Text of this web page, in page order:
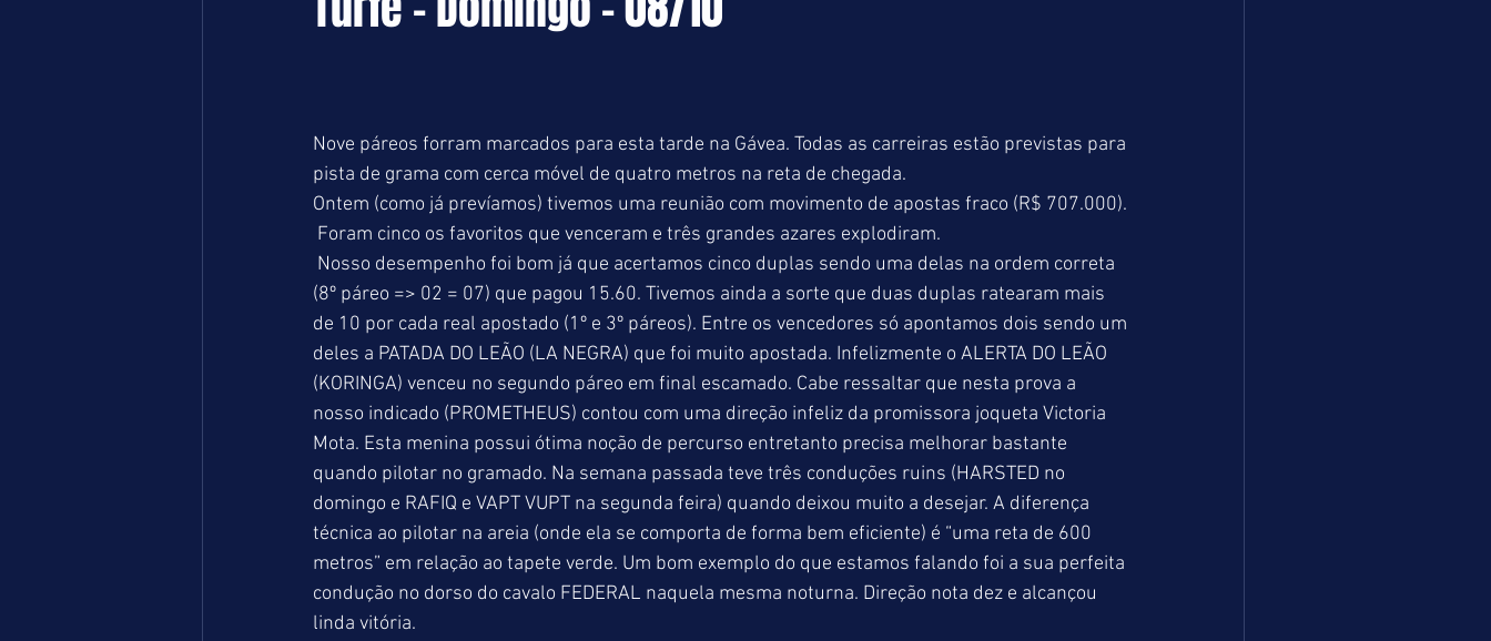
Nove páreos forram marcados para esta tarde na Gávea. Todas as carreiras estão previstas para
pista de grama com cerca móvel de quatro metros na reta de chegada.
Ontem (como já prevíamos) tivemos uma reunião com movimento de apostas fraco (R$ 707.000).
Foram cinco os favoritos que venceram e três grandes azares explodiram.
(8º páreo => 02 = 07) que pagou 15.60. Tivemos ainda a sorte que duas duplas ratearam mais
de 10 por cada real apostado (1º e 3º páreos). Entre os vencedores só apontamos dois sendo um
deles a PATADA DO LEÃO (LA NEGRA) que foi muito apostada. Infelizmente o ALERTA DO LEÃO
(KORINGA) venceu no segundo páreo em final escamado. Cabe ressaltar que nesta prova a
nosso indicado (PROMETHEUS) contou com uma direção infeliz da promissora joqueta Victoria
Mota. Esta menina possui ótima noção de percurso entretanto precisa melhorar bastante
quando pilotar no gramado. Na semana passada teve três conduções ruins (HARSTED no
domingo e RAFIQ e VAPT VUPT na segunda feira) quando deixou muito a desejar. A diferença
técnica ao pilotar na areia (onde ela se comporta de forma bem eficiente) é “uma reta de 600
metros” em relação ao tapete verde. Um bom exemplo do que estamos falando foi a sua perfeita
condução no dorso do cavalo FEDERAL naquela mesma noturna. Direção nota dez e alcançou
linda vitória.